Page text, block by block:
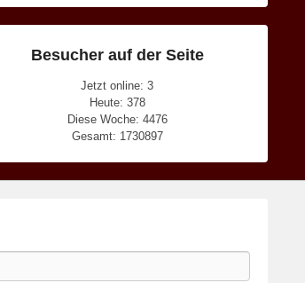
Besucher auf der Seite
Jetzt online: 3
Heute: 378
Diese Woche: 4476
Gesamt: 1730897